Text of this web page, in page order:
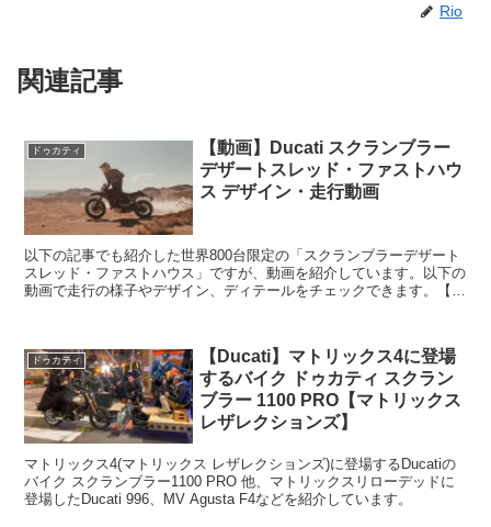
Rio
関連記事
ドゥカティ
【動画】Ducati スクランブラー
デザートスレッド・ファストハウ
ス デザイン・走行動画
以下の記事でも紹介した世界800台限定の「スクランブラーデザート
スレッド・ファストハウス」ですが、動画を紹介しています。以下の
動画で走行の様子やデザイン、ディテールをチェックできます。【価
ドゥカティ
【Ducati】マトリックス4に登場
するバイク ドゥカティ スクラン
ブラー 1100 PRO【マトリックス
レザレクションズ】
マトリックス4(マトリックス レザレクションズ)に登場するDucatiの
バイク スクランブラー1100 PRO 他、マトリックスリローデッドに
登場したDucati 996、MV Agusta F4などを紹介しています。